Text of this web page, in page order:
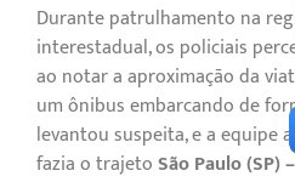
Durante patrulhamento na
interestadual, os policiais
ao notar a aproximação da
um ônibus embarcando de
levantou suspeita, e a equipe
fazia o trajetoSão Paulo (SP)